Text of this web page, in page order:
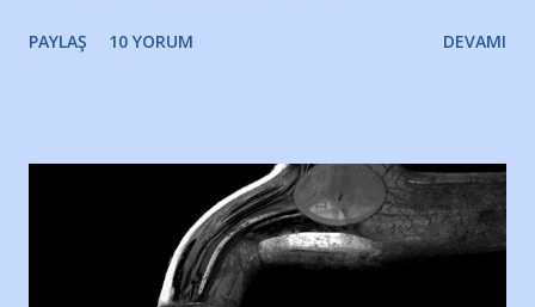
Yazımı, ağlayarak bitirebildim ancak…Kendisinin web
Nesrin’in Hikayesi’ne başlıyorum… 1964 Adana Yüzme
havuzunun kenarında 7 yaşında kara kuru bir kız çocuğu
duruyor. Havuzun içinde Adana Demirspor Kulübü
yüzücüleri. Erkekler çoğunlukta. Küçük kız etrafına bakıyor.
PAYLAŞ 10 YORUM DEVAMI